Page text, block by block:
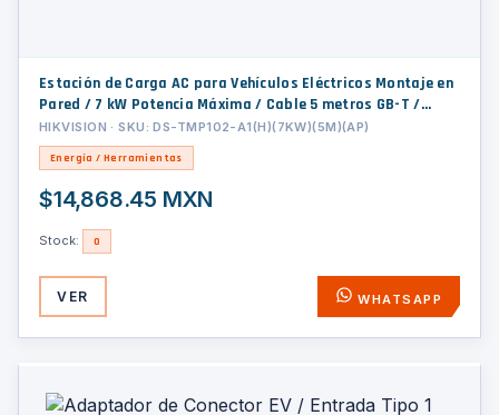
Estación de Carga AC para Vehículos Eléctricos Montaje en
Pared / 7 kW Potencia Máxima / Cable 5 metros GB-T /
Pantalla LCD/ Protección IP65 / Wi-Fi y Bluetooth/
Múltiples Protecciones Eléctricas
HIKVISION · SKU: DS-TMP102-A1(H)(7KW)(5M)(AP)
Energía / Herramientas
$14,868.45 MXN
Stock: 0
VER WHATSAPP